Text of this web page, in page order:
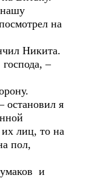
на
Никита.
–
я
лиц, то на
пол,
и